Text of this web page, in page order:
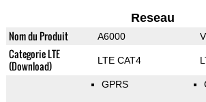
Reseau
Nom du Produit A6000
Categorie LTE
(Download)
LTE CAT4
GPRS